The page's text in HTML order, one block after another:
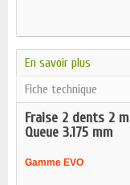
En savoir plus
Fiche technique
Fraise 2 dents 2
Queue 3.175 mm
Gamme EVO